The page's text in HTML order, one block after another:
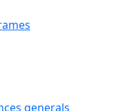
generals